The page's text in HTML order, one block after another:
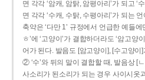
면 각각 ‘암캐, 암탉, 암평아리’가 되고 ‘
면 각각 ‘수캐, 수탉, 수평아리’가 되는
축약은 ‘다만 1’ 규정에서 언급한 예들
ㅎ’에 ‘고양이’가 결합하더라도 ‘암고양
어가 된다. 발음도 [암고양이], [수고양이
② ‘수’와 뒤의 말이 결합할 때, 발음상 [
사소리가 된소리가 되는 경우 사이시옷